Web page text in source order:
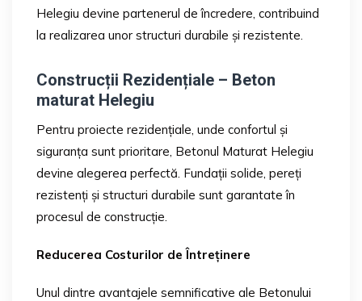
Helegiu devine partenerul de încredere, contribuind
la realizarea unor structuri durabile și rezistente.
Construcții Rezidențiale – Beton
maturat Helegiu
Pentru proiecte rezidențiale, unde confortul și
siguranța sunt prioritare, Betonul Maturat Helegiu
devine alegerea perfectă. Fundații solide, pereți
rezistenți și structuri durabile sunt garantate în
procesul de construcție.
Reducerea Costurilor de Întreținere
Unul dintre avantajele semnificative ale Betonului